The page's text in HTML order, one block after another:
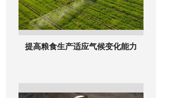
提高粮食生产适应气候变化能力